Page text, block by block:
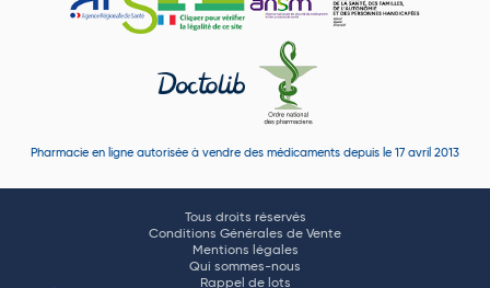
Pharmacie en ligne autorisée à vendre des médicaments depuis le 17 avril 2013
Tous droits réservés
Conditions Générales de Vente
Mentions légales
Qui sommes-nous
Rappel de lots